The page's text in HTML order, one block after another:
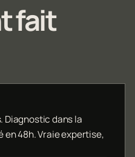
fait
Diagnostic dans la
en 48h. Vraie expertise,